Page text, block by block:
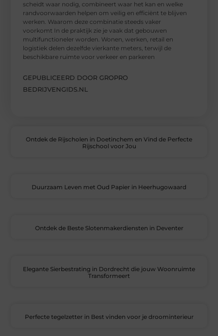
scheidt waar nodig, combineert waar het kan en welke
randvoorwaarden helpen om veilig en efficiënt te blijven
werken. Waarom deze combinatie steeds vaker
voorkomt In de praktijk zie je vaak dat gebouwen
multifunctioneler worden. Wonen, werken, retail en
logistiek delen dezelfde vierkante meters, terwijl de
beschikbare ruimte voor verkeer en parkeren
GEPUBLICEERD DOOR GROPRO
BEDRIJVENGIDS.NL
Ontdek de Rijscholen in Doetinchem en Vind de Perfecte
Rijschool voor Jou
Duurzaam Leven met Oud Papier in Heerhugowaard
Ontdek de Beste Slotenmakerdiensten in Deventer
Elegante Sierbestrating in Dordrecht die jouw Woonruimte
Transformeert
Perfecte tegelzetter in Best vinden voor je droominterieur